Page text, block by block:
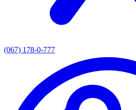
(067) 178-0-777